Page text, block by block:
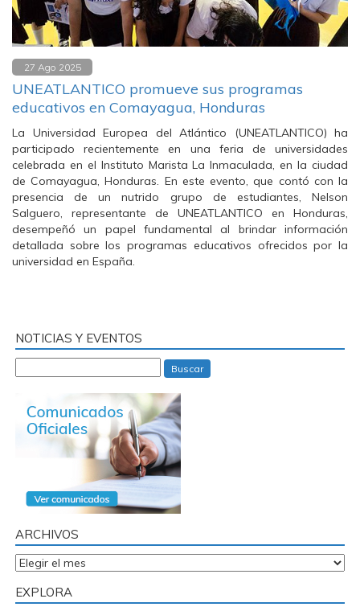
27 Ago 2025
UNEATLANTICO promueve sus programas
educativos en Comayagua, Honduras
La Universidad Europea del Atlántico (UNEATLANTICO) ha
participado recientemente en una feria de universidades
celebrada en el Instituto Marista La Inmaculada, en la ciudad
de Comayagua, Honduras. En este evento, que contó con la
presencia de un nutrido grupo de estudiantes, Nelson
Salguero, representante de UNEATLANTICO en Honduras,
desempeñó un papel fundamental al brindar información
detallada sobre los programas educativos ofrecidos por la
universidad en España.
NOTICIAS Y EVENTOS
Buscar
ARCHIVOS
Archivos
EXPLORA